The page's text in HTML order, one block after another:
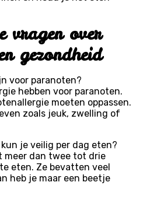
vragen over
gezondheid
voor paranoten?
hebben voor paranoten.
moeten oppassen.
zoals jeuk, zwelling of
je veilig per dag eten?
meer dan twee tot drie
eten. Ze bevatten veel
heb je maar een beetje